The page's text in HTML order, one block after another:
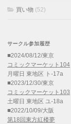
買い物 (52)
サークル参加履歴
■2024/08/12/東京
コミックマーケット104
月曜日 東地区 ト-17a
■2023/12/30/東京
コミックマーケット103
土曜日 東地区 ユ-18a
■2022/10/09/大阪
第18回東方紅楼夢